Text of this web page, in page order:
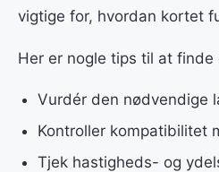
vigtige for, hvordan kortet
Her er nogle tips til at
Vurdér den nødvendige
Kontroller kompatibilitet
Tjek hastigheds- og